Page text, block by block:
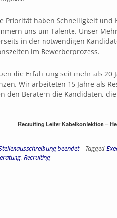
Priorität haben Schnelligkeit und
uns um Talente. Unser
in der notwendigen
im Bewerberprozess.
die Erfahrung seit mehr als
Wir arbeiteten 15 Jahre als
den Beratern die Kandidaten,
Recruiting Leiter Kabelkonfektion –
beendet Tagged
, Recruiting